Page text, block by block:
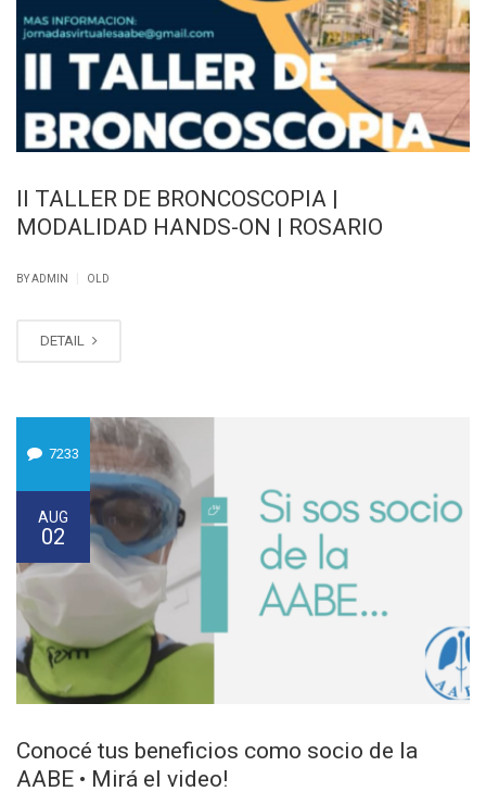
II TALLER DE BRONCOSCOPIA |
MODALIDAD HANDS-ON | ROSARIO
BY ADMIN OLD
DETAIL
7233
AUG
02
Conocé tus beneficios como socio de la
AABE • Mirá el video!